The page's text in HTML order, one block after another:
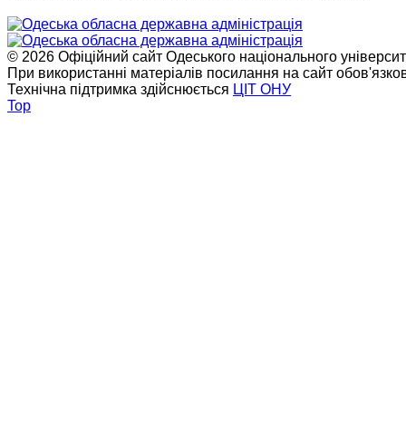
© 2026 Офіційний сайт Одеського національного
При використанні матеріалів посилання на сайт
Технічна підтримка здійснюється ЦІТ ОНУ
Top